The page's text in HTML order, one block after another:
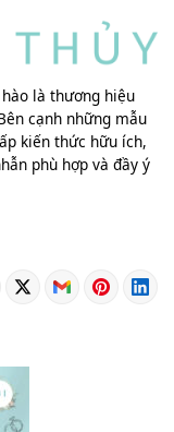
là thương hiệu
cạnh những mẫu
kiến thức hữu ích,
phù hợp và đầy ý